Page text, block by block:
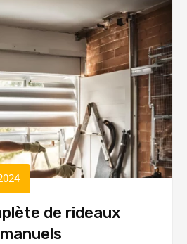
de rideaux